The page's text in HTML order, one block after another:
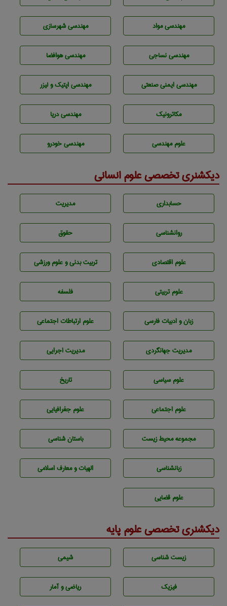
مهندسی مواد مهندسی شهرسازی
مهندسي نساجی مهندسی هوافضا
مهندسی ایمنی صنعتی مهندسی اپتیک و لیزر
مکاترونیک مهندسی دریا
علوم مهندسی مهندسی خودرو
دیکشنری تخصصی علوم انسانی
حسابداری مديريت
روانشناسی حقوق
علوم اقتصادی تربيت بدنی و علوم ورزشی
علوم تربيتی فلسفه
زبان و ادبيات فارسی علوم ارتباطات اجتماعی
مديريت جهانگردی مديريت اجرايی
علوم سياسی تاريخ
علوم اجتماعی علوم جغرافيايی
مجموعه محيط زيست باستان شناسی
زبانشناسی الهیات و معارف اسلامی
علوم قضایی
دیکشنری تخصصی علوم پایه
زيست شناسی شيمی
فیزیک ریاضی و آمار